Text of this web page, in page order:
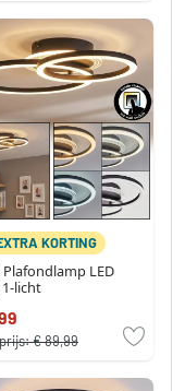
KORTING
LED
licht
€ 89,99